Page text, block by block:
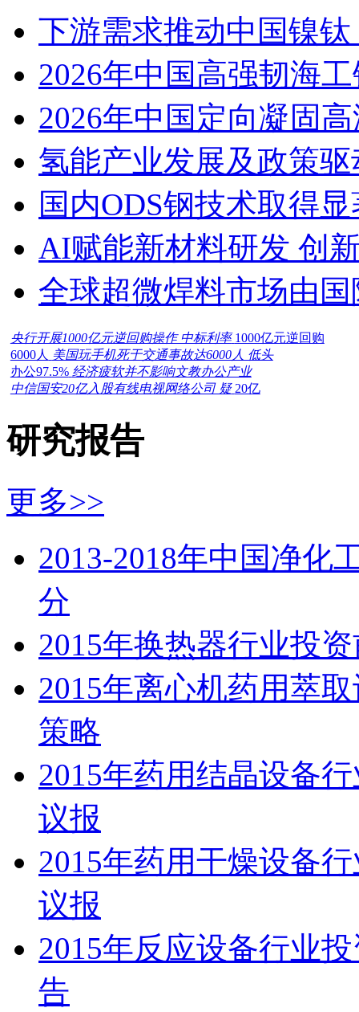
下游需求推动中国镍
2026年中国高强韧海
2026年中国定向凝固
氢能产业发展及政策
国内ODS钢技术取得
AI赋能新材料研发 创
全球超微焊料市场由
央行开展1000亿元逆回购操作 中标利率 1000亿元逆回购
6000人 美国玩手机死于交通事故达6000人 低头
办公97.5% 经济疲软并不影响文教办公产业
中信国安20亿入股有线电视网络公司 疑 20亿
研究报告
更多>>
2013-2018年中国净化
分
2015年换热器行业投
2015年离心机药用萃
策略
2015年药用结晶设备
议报
2015年药用干燥设备
议报
2015年反应设备行业
告